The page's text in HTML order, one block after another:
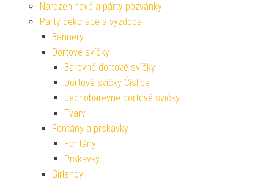
Narozeninové a párty pozvánky
Párty dekorace a výzdoba
Bannery
Dortové svíčky
Barevné dortové svíčky
Dortové svíčky Číslice
Jednobarevné dortové svíčky
Tvary
Fontány a prskavky
Fontány
Prskavky
Girlandy